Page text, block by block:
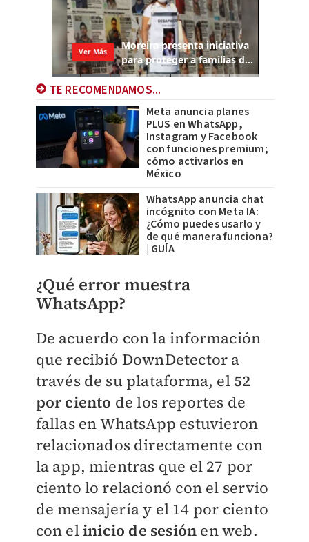
TE RECOMENDAMOS...
Meta anuncia planes
PLUS en WhatsApp,
Instagram y Facebook
con funciones premium;
cómo activarlos en
México
WhatsApp anuncia chat
incógnito con Meta IA:
¿Cómo puedes usarlo y
de qué manera funciona?
| GUÍA
¿Qué error muestra
WhatsApp?
De acuerdo con la información
que recibió DownDetector a
través de su plataforma, el 52
por ciento de los reportes de
fallas en WhatsApp estuvieron
relacionados directamente con
la app, mientras que el 27 por
ciento lo relacionó con el servio
de mensajería y el 14 por ciento
con elinicio de sesión en web.